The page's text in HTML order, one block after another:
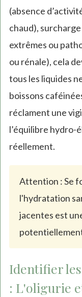
(absence
chaud),
extrêmes ou
ou rénale), cela
tous les liquides
boissons
réclament une
l’équilibre
réellement.
Attention : Se
l'hydratation
jacentes est
Identifier
: L'oligurie